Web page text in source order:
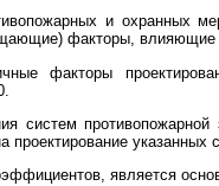
и охранных
факторы, влияющие
факторы
систем
указанных
является